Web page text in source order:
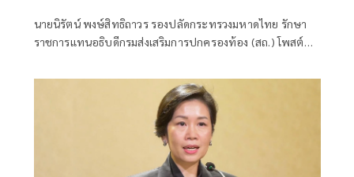
นายนิรัตน์ พงษ์สิทธิถาวร รองปลัดกระทรวงมหาดไทย รักษา
ราชการแทนอธิบดีกรมส่งเสริมการปกครองท้อง (สถ.) โพสต์
การจัดสอบแข่งขันเพื่อบรรจุบุคคลเป็นข้าราชการหรือพนักงาน
ส่วนท้องถิ่นประจำปี 2566​ ว่า